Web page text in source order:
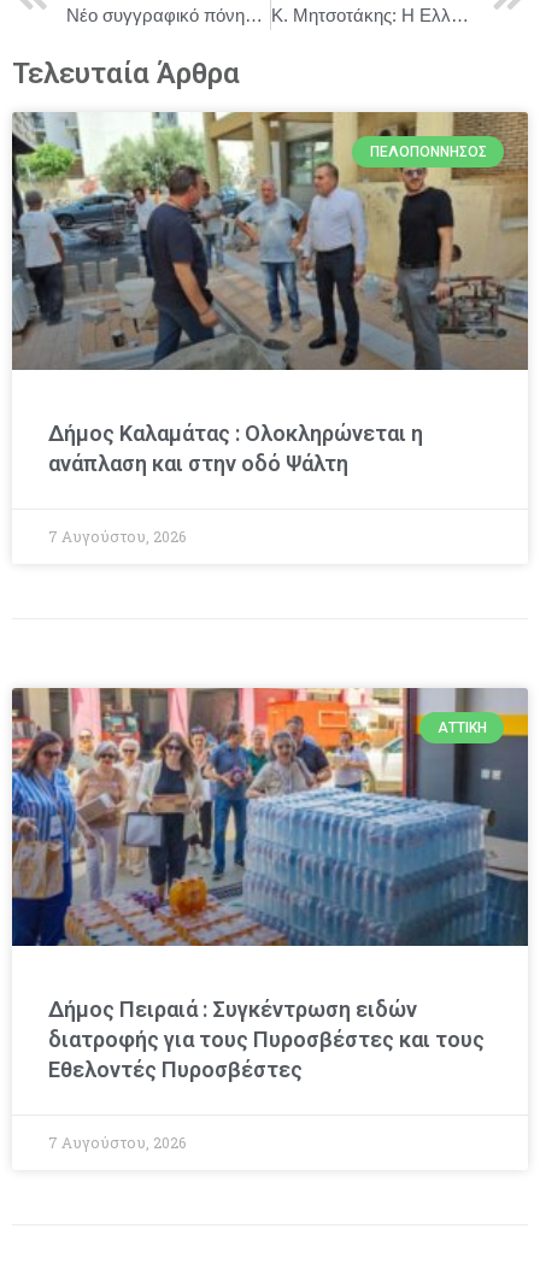
Νέο συγγραφικό πόνημα από τον Επίσκοπο Γρηγόριο Δημ. Παπαθωμά, Μητροπολίτη Περιστερίου και Καθηγητή του Κανονικού Δικαίου της Θεολογικής Σχολής του Πανεπιστημίου Αθηνών
Κ. Μητσοτάκης: Η Ελλάδα δεν συζητά με την Τουρκία ζητήματα κυριαρχίας
Τελευταία Άρθρα
ΠΕΛΟΠΌΝΝΗΣΟΣ
Δήμος Καλαμάτας : Ολοκληρώνεται η
ανάπλαση και στην οδό Ψάλτη
7 Αυγούστου, 2026
ΑΤΤΙΚΉ
Δήμος Πειραιά : Συγκέντρωση ειδών
διατροφής για τους Πυροσβέστες και τους
Εθελοντές Πυροσβέστες
7 Αυγούστου, 2026